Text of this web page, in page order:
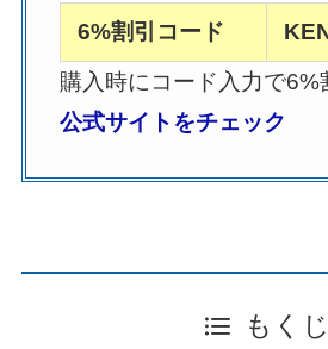
6%割引コード
購入時にコード入力で6%
公式サイトをチェック
もくじ